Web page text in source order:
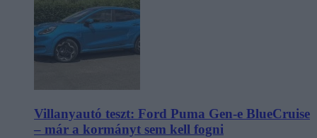
Villanyautó teszt: Ford Puma Gen-e BlueCruise
– már a kormányt sem kell fogni